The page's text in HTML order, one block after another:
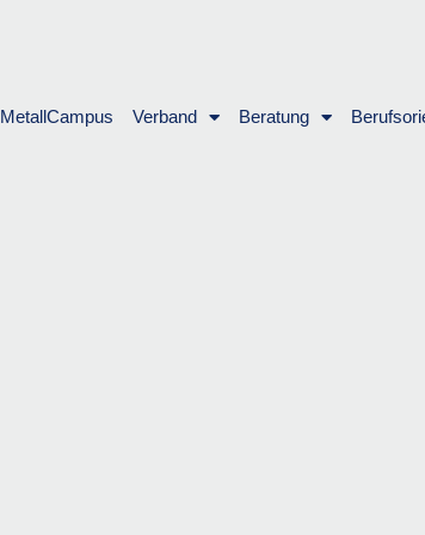
MetallCampus Verband Beratung